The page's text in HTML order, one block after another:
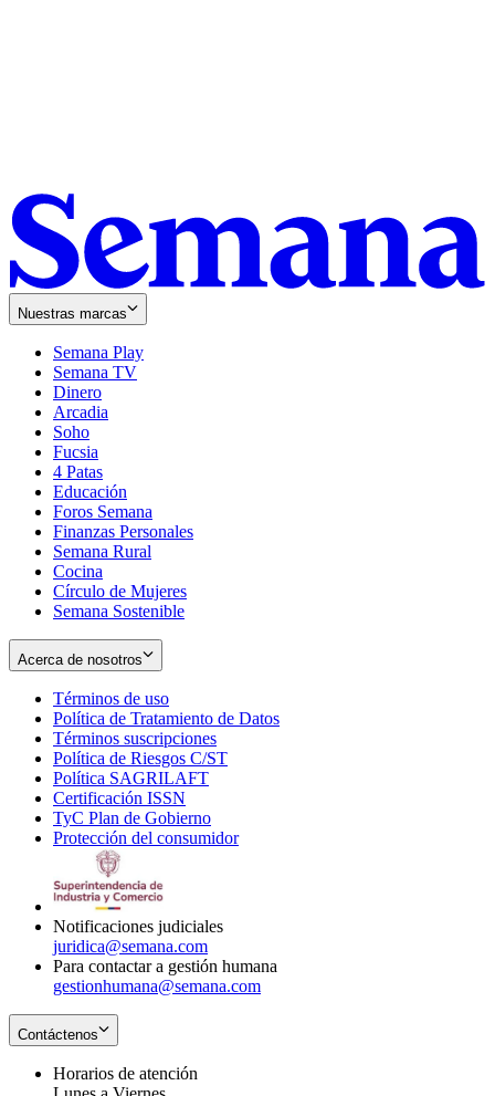
Nuestras marcas
Semana Play
Semana TV
Dinero
Arcadia
Soho
in
new
window
Fucsia
in
new
window
4 Patas
Educación
Foros Semana
Finanzas Personales
Semana Rural
Cocina
Círculo de Mujeres
Semana Sostenible
Acerca de nosotros
Términos de uso
in
new
window
Política de Tratamiento de Datos
Términos suscripciones
in
Política de Riesgos C/ST
Política SAGRILAFT
new
window
Certificación ISSN
in
new
TyC Plan de Gobierno
in
Protección del consumidorOpens
Notificaciones judiciales
juridica@semana.com
Para contactar a gestión humana
gestionhumana@semana.com
Contáctenos
Horarios de atención